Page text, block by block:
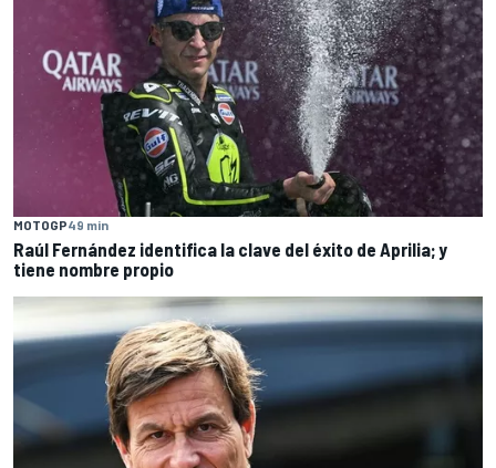
MOTOGP49 min
Raúl Fernández identifica la clave del éxito de Aprilia; y
tiene nombre propio